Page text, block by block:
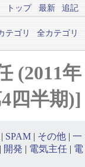
トップ 最新 追記
テゴリ 全カテゴリ
(2011年
四半期)]
| SPAM | その他 | 一
| 開発 | 電気主任 | 電